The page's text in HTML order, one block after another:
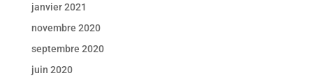
janvier 2021
novembre 2020
septembre 2020
juin 2020